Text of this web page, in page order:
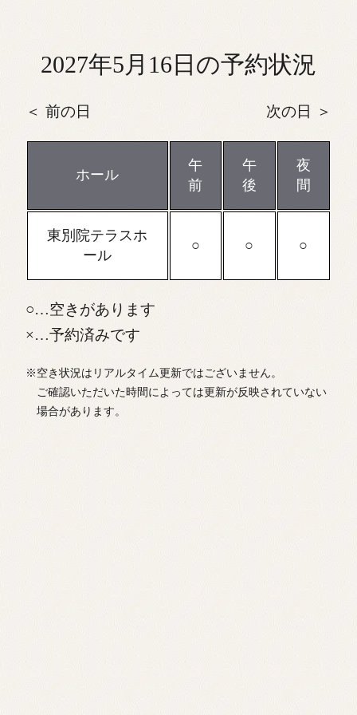
2027年5月16日の予約状況
前の日 次の日
ホール
午
前
午
後
夜
間
東別院テラスホ
ール
…空きがあります
…予約済みです
※空き状況はリアルタイム更新ではございません。
ご確認いただいた時間によっては更新が反映されていない
場合があります。